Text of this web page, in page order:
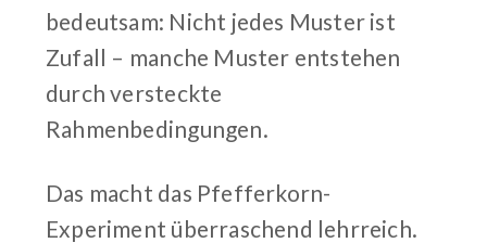
bedeutsam: Nicht jedes Muster ist
Zufall – manche Muster entstehen
durch versteckte
Rahmenbedingungen.
Das macht das Pfefferkorn-
Experiment überraschend lehrreich.